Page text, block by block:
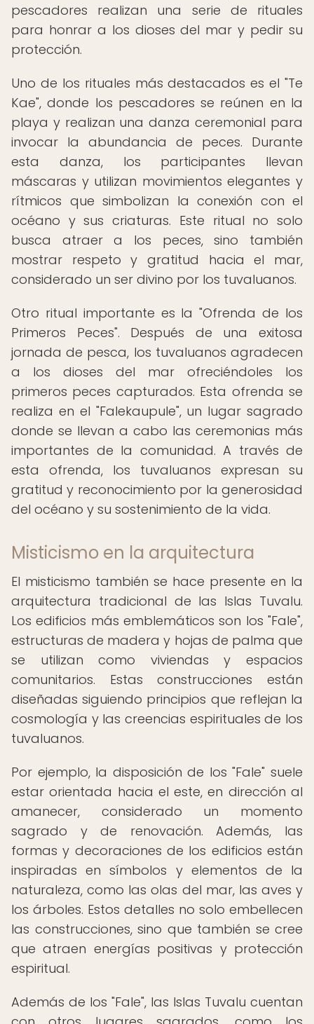
pescadores realizan una serie de rituales
para honrar a los dioses del mar y pedir su
protección.
Uno de los rituales más destacados es el "Te
Kae", donde los pescadores se reúnen en la
playa y realizan una danza ceremonial para
invocar la abundancia de peces. Durante
esta danza, los participantes llevan
máscaras y utilizan movimientos elegantes y
rítmicos que simbolizan la conexión con el
océano y sus criaturas. Este ritual no solo
busca atraer a los peces, sino también
mostrar respeto y gratitud hacia el mar,
considerado un ser divino por los tuvaluanos.
Otro ritual importante es la "Ofrenda de los
Primeros Peces". Después de una exitosa
jornada de pesca, los tuvaluanos agradecen
a los dioses del mar ofreciéndoles los
primeros peces capturados. Esta ofrenda se
realiza en el "Falekaupule", un lugar sagrado
donde se llevan a cabo las ceremonias más
importantes de la comunidad. A través de
esta ofrenda, los tuvaluanos expresan su
gratitud y reconocimiento por la generosidad
del océano y su sostenimiento de la vida.
Misticismo en la arquitectura
El misticismo también se hace presente en la
arquitectura tradicional de las Islas Tuvalu.
Los edificios más emblemáticos son los "Fale",
estructuras de madera y hojas de palma que
se utilizan como viviendas y espacios
comunitarios. Estas construcciones están
diseñadas siguiendo principios que reflejan la
cosmología y las creencias espirituales de los
tuvaluanos.
Por ejemplo, la disposición de los "Fale" suele
estar orientada hacia el este, en dirección al
amanecer, considerado un momento
sagrado y de renovación. Además, las
formas y decoraciones de los edificios están
inspiradas en símbolos y elementos de la
naturaleza, como las olas del mar, las aves y
los árboles. Estos detalles no solo embellecen
las construcciones, sino que también se cree
que atraen energías positivas y protección
espiritual.
Además de los "Fale", las Islas Tuvalu cuentan